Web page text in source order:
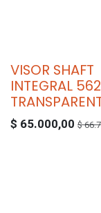
VISOR SHAFT
INTEGRAL 562
$ 65.000,00 $